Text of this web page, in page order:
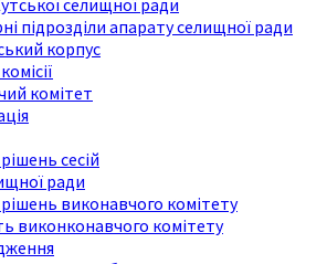
селищної ради
підрозділи апарату селищної ради
корпус
комітет
сесій
ради
виконавчого комітету
виконконавчого комітету